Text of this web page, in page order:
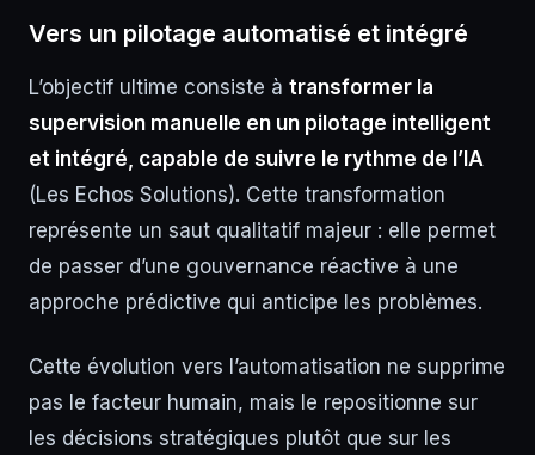
Vers un pilotage automatisé et intégré
L’objectif ultime consiste à transformer la
supervision manuelle en un pilotage intelligent
et intégré, capable de suivre le rythme de l’IA
(Les Echos Solutions). Cette transformation
représente un saut qualitatif majeur : elle permet
de passer d’une gouvernance réactive à une
approche prédictive qui anticipe les problèmes.
Cette évolution vers l’automatisation ne supprime
pas le facteur humain, mais le repositionne sur
les décisions stratégiques plutôt que sur les